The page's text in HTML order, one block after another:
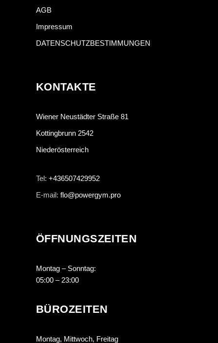
AGB
Impressum
DATENSCHUTZBESTIMMUNGEN
KONTAKTE
Wiener Neustädter Straße 81
Kottingbrunn 2542
Niederösterreich
Tel: +436507429952
E-mail: flo@powergym.pro
ÖFFNUNGSZEITEN
Montag – Sonntag:
05:00 – 23:00
BÜROZEITEN
Montag, Mittwoch, Freitag